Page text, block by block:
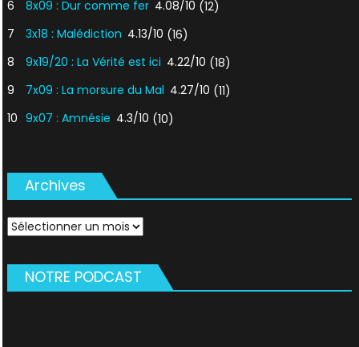
6
8x09 : Dur comme fer 4.08/10 (12)
7
3x18 : Malédiction 4.13/10 (16)
8
9x19/20 : La Vérité est ici 4.22/10 (18)
9
7x09 : La morsure du Mal 4.27/10 (11)
10 9x07 : Amnésie 4.3/10 (10)
Archives
Archives
NOTRE PODCAST